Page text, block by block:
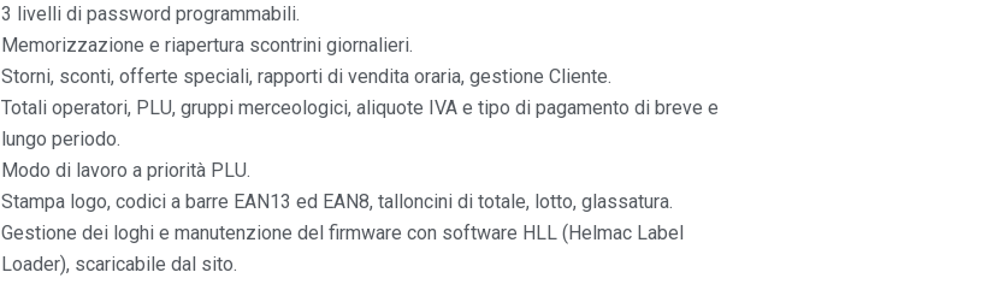
3 livelli di password programmabili.
Memorizzazione e riapertura scontrini giornalieri.
Storni, sconti, offerte speciali, rapporti di vendita oraria, gestione Cliente.
Totali operatori, PLU, gruppi merceologici, aliquote IVA e tipo di pagamento di breve e
lungo periodo.
Modo di lavoro a priorità PLU.
Stampa logo, codici a barre EAN13 ed EAN8, talloncini di totale, lotto, glassatura.
Gestione dei loghi e manutenzione del firmware con software HLL (Helmac Label
Loader), scaricabile dal sito.